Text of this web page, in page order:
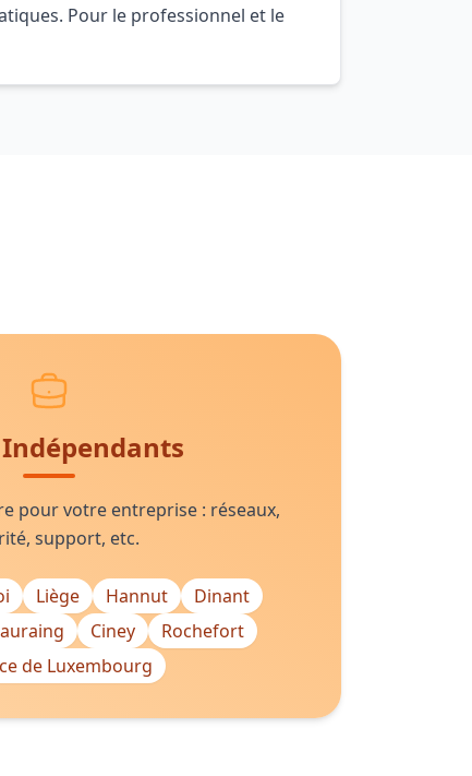
Pour le professionnel et le
Indépendants
pour votre entreprise : réseaux,
support, etc.
Liège Hannut
Dinant
Ciney
Rochefort
de Luxembourg